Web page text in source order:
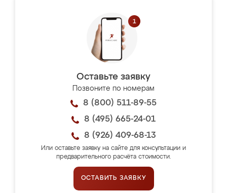
Оставьте заявку
Позвоните по номерам
8 (800) 511-89-55
8 (495) 665-24-01
8 (926) 409-68-13
Или оставьте заявку на сайте для консультации и
предварительного расчёта стоимости.
ОСТАВИТЬ ЗАЯВКУ